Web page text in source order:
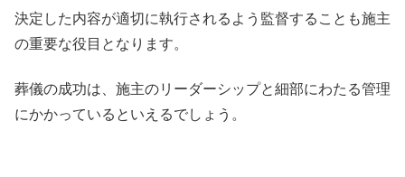
決定した内容が適切に執行されるよう監督することも施主
の重要な役目となります。
葬儀の成功は、施主のリーダーシップと細部にわたる管理
にかかっているといえるでしょう。